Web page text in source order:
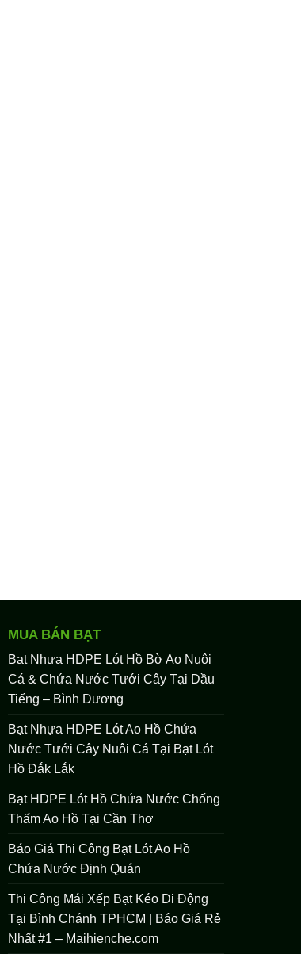
MUA BÁN BẠT
Bạt Nhựa HDPE Lót Hồ Bờ Ao Nuôi
Cá & Chứa Nước Tưới Cây Tại Dầu
Tiếng – Bình Dương
Bạt Nhựa HDPE Lót Ao Hồ Chứa
Nước Tưới Cây Nuôi Cá Tại Bạt Lót
Hồ Đắk Lắk
Bạt HDPE Lót Hồ Chứa Nước Chống
Thấm Ao Hồ Tại Cần Thơ
Báo Giá Thi Công Bạt Lót Ao Hồ
Chứa Nước Định Quán
Thi Công Mái Xếp Bạt Kéo Di Động
Tại Bình Chánh TPHCM | Báo Giá Rẻ
Nhất #1 – Maihienche.com